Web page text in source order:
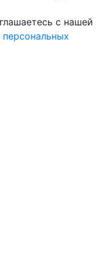
с нашей